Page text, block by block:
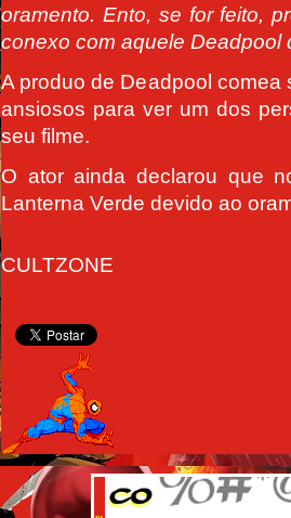
oramento. Ento, se for feito,
conexo com aquele Deadpool
A produo de Deadpool
ansiosos para ver um dos
seu filme.
O ator ainda declarou que
Lanterna Verde devido ao
CULTZONE